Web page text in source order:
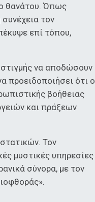
θανάτου. Όπως
τον
επί τόπου,
να αποδώσουν
προειδοποιήσει ότι ο
βοήθειας
και πράξεων
Τον
μυστικές υπηρεσίες
σύνορα, με τον